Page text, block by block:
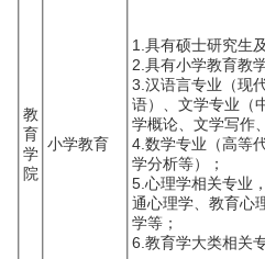
教
育
学
院
小学教育
1.具有硕士研究生
2.具有小学教育教
3.汉语言专业（现
语）、文学专业（
学概论、文学写作
4.数学专业（高等
学分析等）；
5.心理学相关专业
通心理学、教育心
学等；
6.教育学大类相关专